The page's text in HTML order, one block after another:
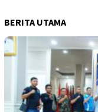
BERITA UTAMA